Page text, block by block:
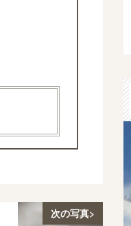
次の写真>